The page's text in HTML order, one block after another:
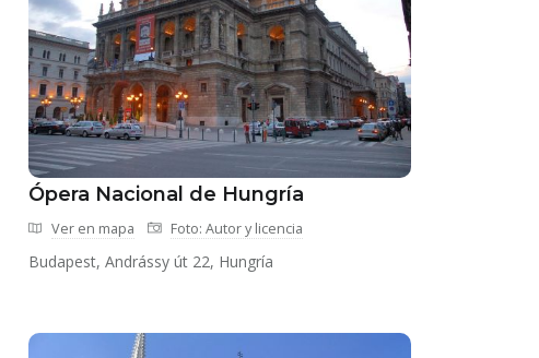
Ópera Nacional de Hungría
Ver en mapa Foto: Autor y licencia
Budapest, Andrássy út 22, Hungría